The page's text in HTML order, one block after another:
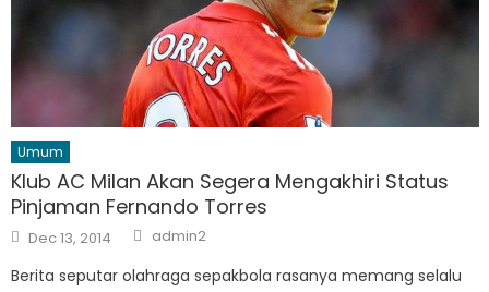
Umum
Klub AC Milan Akan Segera Mengakhiri Status
Pinjaman Fernando Torres
Posted
on
Dec 13, 2014 Author
admin2
Berita seputar olahraga sepakbola rasanya memang selalu